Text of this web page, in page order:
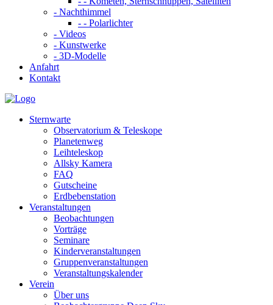
- Nachthimmel
- - Polarlichter
- Videos
- Kunstwerke
- 3D-Modelle
Anfahrt
Kontakt
Sternwarte
Observatorium & Teleskope
Planetenweg
Leihteleskop
Allsky Kamera
FAQ
Gutscheine
Erdbebenstation
Veranstaltungen
Beobachtungen
Vorträge
Seminare
Kinderveranstaltungen
Gruppenveranstaltungen
Veranstaltungskalender
Verein
Über uns